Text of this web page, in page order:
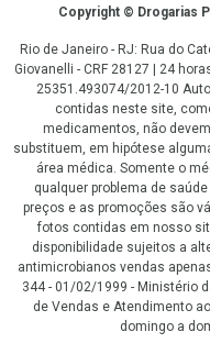
CopyrightCopyright © Drogarias
Rio de Janeiro - RJ: Rua do
Giovanelli - CRF 28127 | 24
25351.493074/2012-10
contidas neste site,
medicamentos, não
substituem, em hipótese
área médica. Somente o
qualquer problema de
preços e as promoções são
fotos contidas em nosso
disponibilidade sujeitos a
antimicrobianos vendas
344 - 01/02/1999 - Ministério
de Vendas e Atendimento
domingo a